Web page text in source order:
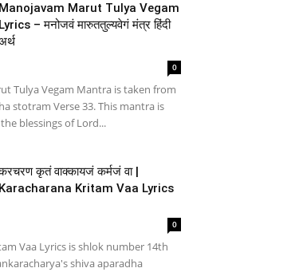
Manojavam Marut Tulya Vegam
Lyrics – मनोजवं मारुततुल्यवेगं मंत्र हिंदी
0
Tulya Vegam Mantra is taken from
stotram Verse 33. This mantra is
blessings of Lord...
कृतं वाक्कायजं कर्मजं वा |
Karacharana Kritam Vaa Lyrics
0
Vaa Lyrics is shlok number 14th
shiva aparadha